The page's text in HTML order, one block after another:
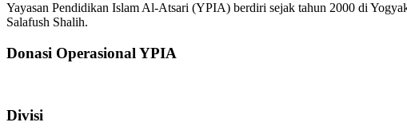
Yayasan Pendidikan Islam Al-Atsari (YPIA) berdiri sejak tahun 2000 di
Salafush Shalih.
Donasi Operasional YPIA
Divisi